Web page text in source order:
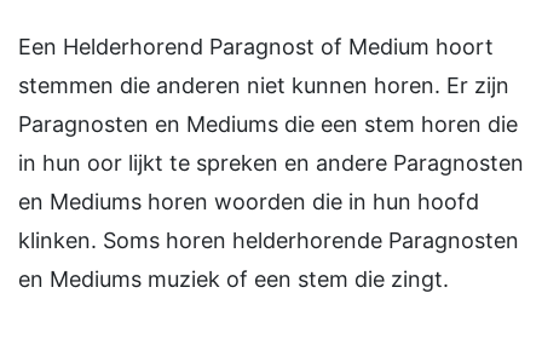
Een Helderhorend Paragnost of Medium hoort
stemmen die anderen niet kunnen horen. Er zijn
Paragnosten en Mediums die een stem horen die
in hun oor lijkt te spreken en andere Paragnosten
en Mediums horen woorden die in hun hoofd
klinken. Soms horen helderhorende Paragnosten
en Mediums muziek of een stem die zingt.